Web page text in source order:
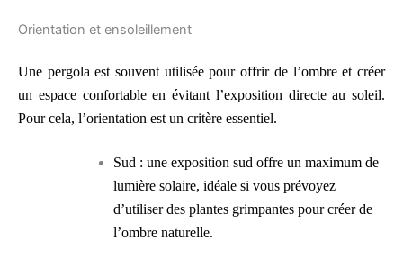
Orientation et ensoleillement
Une pergola est souvent utilisée pour offrir de l’ombre et créer
un espace confortable en évitant l’exposition directe au soleil.
Pour cela, l’orientation est un critère essentiel.
Sud : une exposition sud offre un maximum de
lumière solaire, idéale si vous prévoyez
d’utiliser des plantes grimpantes pour créer de
l’ombre naturelle.